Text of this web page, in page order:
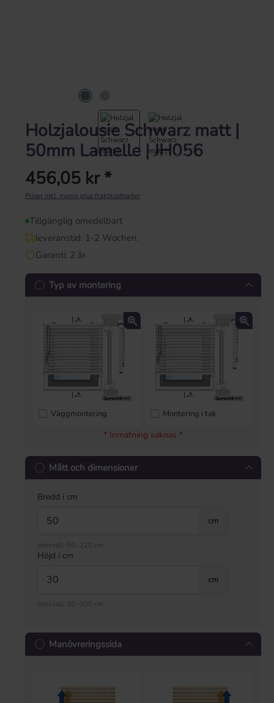
Holzjalousie Schwarz matt |
50mm Lamelle | JH056
Ordinarie pris:
456,05 kr *
Priser inkl. moms plus fraktkostnader
Tillgänglig omedelbart
leveranstid: 1-2 Wochen.
Garanti: 2 år
Typ av montering
Väggmontering Montering i tak
* Inmatning saknas *
Mått och dimensioner
Bredd i cm
cm
Intervall: 50–220 cm
Höjd i cm
cm
Intervall: 30–300 cm
Manövreringssida